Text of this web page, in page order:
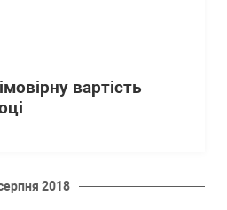
вартість
2018